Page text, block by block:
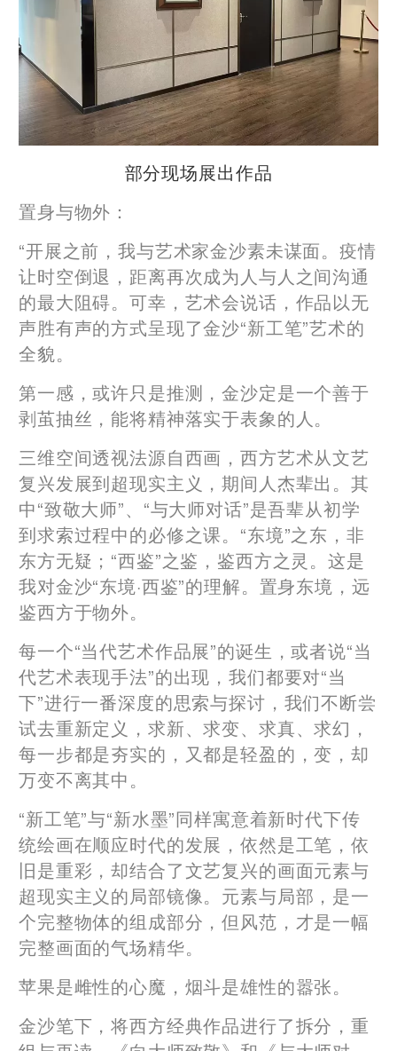
部分现场展出作品
置身与物外：
“开展之前，我与艺术家金沙素未谋面。疫情
让时空倒退，距离再次成为人与人之间沟通
的最大阻碍。可幸，艺术会说话，作品以无
声胜有声的方式呈现了金沙“新工笔”艺术的
全貌。
第一感，或许只是推测，金沙定是一个善于
剥茧抽丝，能将精神落实于表象的人。
三维空间透视法源自西画，西方艺术从文艺
复兴发展到超现实主义，期间人杰辈出。其
中“致敬大师”、“与大师对话”是吾辈从初学
到求索过程中的必修之课。“东境”之东，非
东方无疑；“西鉴”之鉴，鉴西方之灵。这是
我对金沙“东境·西鉴”的理解。置身东境，远
鉴西方于物外。
每一个“当代艺术作品展”的诞生，或者说“当
代艺术表现手法”的出现，我们都要对“当
下”进行一番深度的思索与探讨，我们不断尝
试去重新定义，求新、求变、求真、求幻，
每一步都是夯实的，又都是轻盈的，变，却
万变不离其中。
“新工笔”与“新水墨”同样寓意着新时代下传
统绘画在顺应时代的发展，依然是工笔，依
旧是重彩，却结合了文艺复兴的画面元素与
超现实主义的局部镜像。元素与局部，是一
个完整物体的组成部分，但风范，才是一幅
完整画面的气场精华。
苹果是雌性的心魔，烟斗是雄性的嚣张。
金沙笔下，将西方经典作品进行了拆分，重